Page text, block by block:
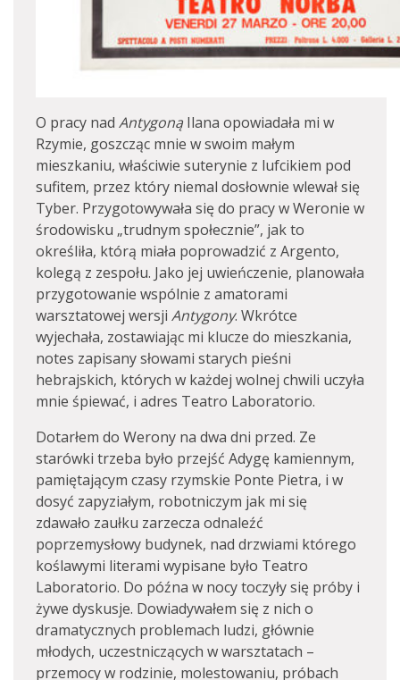
O pracy nad Antygoną Ilana opowiadała mi w
Rzymie, goszcząc mnie w swoim małym
mieszkaniu, właściwie suterynie z lufcikiem pod
sufitem, przez który niemal dosłownie wlewał się
Tyber. Przygotowywała się do pracy w Weronie w
środowisku „trudnym społecznie”, jak to
określiła, którą miała poprowadzić z Argento,
kolegą z zespołu. Jako jej uwieńczenie, planowała
przygotowanie wspólnie z amatorami
warsztatowej wersji Antygony. Wkrótce
wyjechała, zostawiając mi klucze do mieszkania,
notes zapisany słowami starych pieśni
hebrajskich, których w każdej wolnej chwili uczyła
mnie śpiewać, i adres Teatro Laboratorio.
Dotarłem do Werony na dwa dni przed. Ze
starówki trzeba było przejść Adygę kamiennym,
pamiętającym czasy rzymskie Ponte Pietra, i w
dosyć zapyziałym, robotniczym jak mi się
zdawało zaułku zarzecza odnaleźć
poprzemysłowy budynek, nad drzwiami którego
koślawymi literami wypisane było Teatro
Laboratorio. Do późna w nocy toczyły się próby i
żywe dyskusje. Dowiadywałem się z nich o
dramatycznych problemach ludzi, głównie
młodych, uczestniczących w warsztatach –
przemocy w rodzinie, molestowaniu, próbach